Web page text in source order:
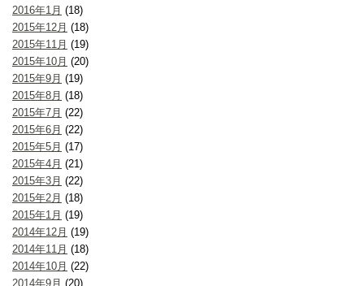
2016年1月 (18)
2015年12月 (18)
2015年11月 (19)
2015年10月 (20)
2015年9月 (19)
2015年8月 (18)
2015年7月 (22)
2015年6月 (22)
2015年5月 (17)
2015年4月 (21)
2015年3月 (22)
2015年2月 (18)
2015年1月 (19)
2014年12月 (19)
2014年11月 (18)
2014年10月 (22)
2014年9月 (20)